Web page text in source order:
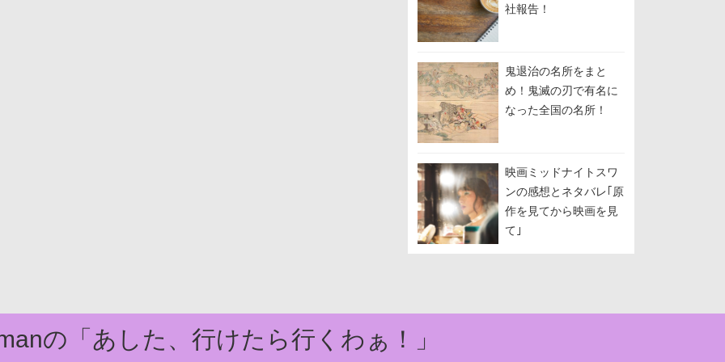
社報告！
鬼退治の名所をまと
め！鬼滅の刃で有名に
なった全国の名所！
映画ミッドナイトスワ
ンの感想とネタバレ｢原
作を見てから映画を見
て｣
の「あした、行けたら行くわぁ！」